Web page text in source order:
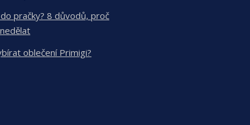
pračky? 8 důvodů, proč
oblečení Primigi?